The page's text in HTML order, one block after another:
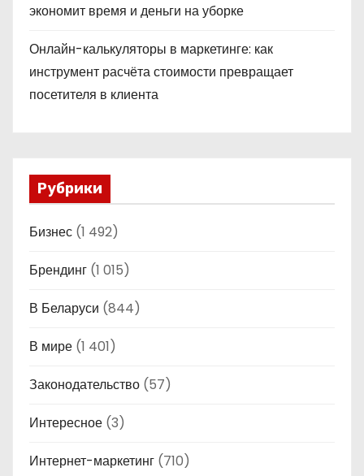
экономит время и деньги на уборке
Онлайн-калькуляторы в маркетинге: как
инструмент расчёта стоимости превращает
посетителя в клиента
Рубрики
Бизнес (1 492)
Брендинг (1 015)
В Беларуси (844)
В мире (1 401)
Законодательство (57)
Интересное (3)
Интернет-маркетинг (710)